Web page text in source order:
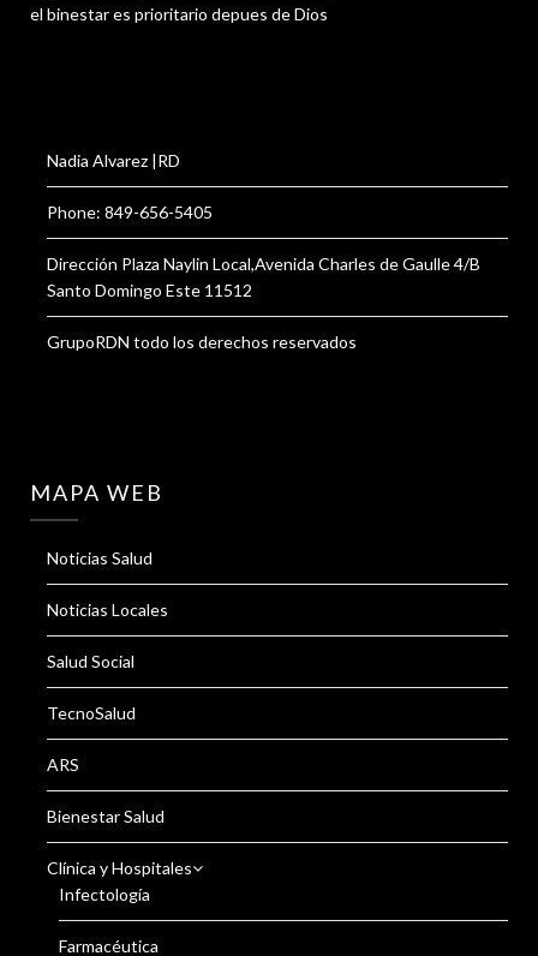
el binestar es prioritario depues de Dios
Nadia Alvarez |RD
Phone: 849-656-5405
Dirección Plaza Naylin Local,Avenida Charles de Gaulle 4/B
Santo Domingo Este 11512
GrupoRDN todo los derechos reservados
MAPA WEB
Noticias Salud
Noticias Locales
Salud Social
TecnoSalud
ARS
Bienestar Salud
Clínica y Hospitales
Infectología
Farmacéutica